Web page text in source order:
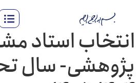
استاد
سال